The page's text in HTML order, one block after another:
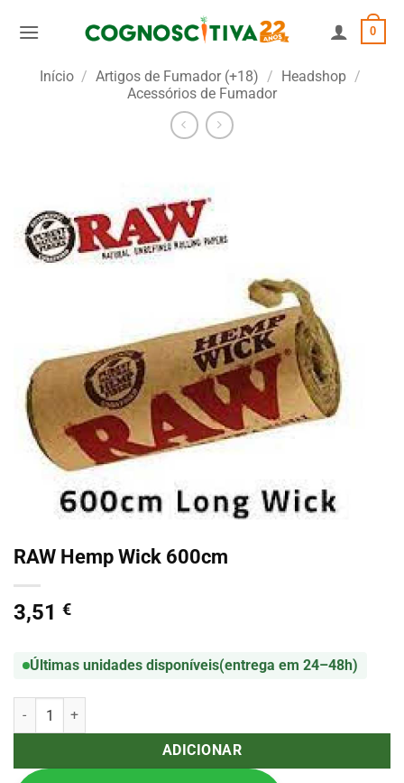
0
Início / Artigos de Fumador (+18) / Headshop /
Acessórios de Fumador
RAW Hemp Wick 600cm
3,51 €
Últimas unidades disponíveis(entrega em 24–48h)
Quantidade de RAW Hemp Wick 600cm
ADICIONAR